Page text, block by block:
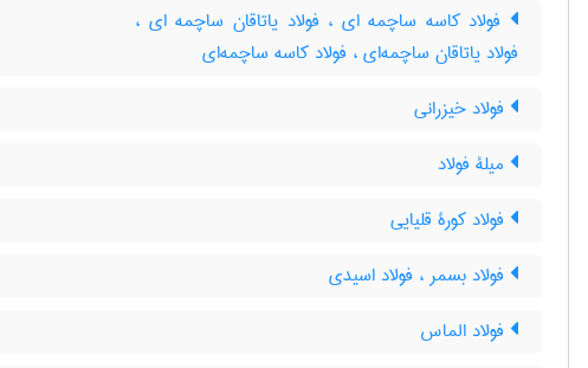
فولاد کاسه ساچمه ای ، فولاد یاتاقان ساچمه ای ،
فولاد یاتاقان ساچمه‌ای ، فولاد کاسه ساچمه‌ای
فولاد خیزرانی
میلۀ فولاد
فولاد کورۀ قلیایی
فولاد بسمر ، فولاد اسیدی
فولاد الماس